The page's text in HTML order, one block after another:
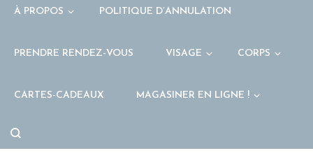
À PROPOS POLITIQUE D’ANNULATION
PRENDRE RENDEZ-VOUS VISAGE CORPS
CARTES-CADEAUX MAGASINER EN LIGNE !